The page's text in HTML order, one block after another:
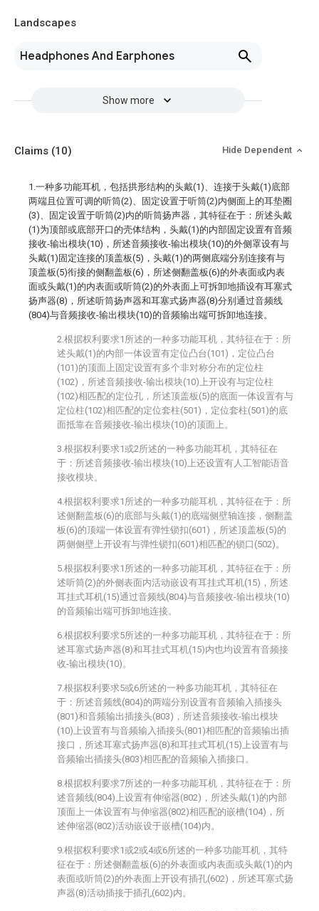
Landscapes
Headphones And Earphones
Show more
Claims (10) Hide Dependent
1.一种多功能耳机，包括拱形结构的头戴(1)、连接于头戴(1)底部
两端且位置可调的听筒(2)、固定设置于听筒(2)内侧面上的耳垫圈
(3)、固定设置于听筒(2)内的听筒扬声器，其特征在于：所述头戴
(1)为顶部或底部开口的壳体结构，头戴(1)的内部固定设置有音频
接收-输出模块(10)，所述音频接收-输出模块(10)的外侧罩设有与
头戴(1)固定连接的顶盖板(5)，头戴(1)的两侧底端分别连接有与
顶盖板(5)衔接的侧翻盖板(6)，所述侧翻盖板(6)的外表面或内表
面或头戴(1)的内表面或听筒(2)的外表面上可拆卸地插设有耳塞式
扬声器(8)，所述听筒扬声器和耳塞式扬声器(8)分别通过音频线
(804)与音频接收-输出模块(10)的音频输出端可拆卸地连接。
2.根据权利要求1所述的一种多功能耳机，其特征在于：所
述头戴(1)的内部一体设置有定位凸台(101)，定位凸台
(101)的顶面上固定设置有多个非对称分布的定位柱
(102)，所述音频接收-输出模块(10)上开设有与定位柱
(102)相匹配的定位孔，所述顶盖板(5)的底面一体设置有与
定位柱(102)相匹配的定位套柱(501)，定位套柱(501)的底
面抵靠在音频接收-输出模块(10)的顶面上。
3.根据权利要求1或2所述的一种多功能耳机，其特征在
于：所述音频接收-输出模块(10)上还设置有人工智能语音
接收模块。
4.根据权利要求1所述的一种多功能耳机，其特征在于：所
述侧翻盖板(6)的底部与头戴(1)的底端侧壁轴连接，侧翻盖
板(6)的顶端一体设置有弹性锁扣(601)，所述顶盖板(5)的
两侧侧壁上开设有与弹性锁扣(601)相匹配的锁口(502)。
5.根据权利要求1所述的一种多功能耳机，其特征在于：所
述听筒(2)的外侧表面内活动嵌设有耳挂式耳机(15)，所述
耳挂式耳机(15)通过音频线(804)与音频接收-输出模块(10)
的音频输出端可拆卸地连接。
6.根据权利要求5所述的一种多功能耳机，其特征在于：所
述耳塞式扬声器(8)和耳挂式耳机(15)内也均设置有音频接
收-输出模块(10)。
7.根据权利要求5或6所述的一种多功能耳机，其特征在
于：所述音频线(804)的两端分别设置有音频输入插接头
(801)和音频输出插接头(803)，所述音频接收-输出模块
(10)上设置有与音频输入插接头(801)相匹配的音频输出插
接口，所述耳塞式扬声器(8)和耳挂式耳机(15)上设置有与
音频输出插接头(803)相匹配的音频输入插接口。
8.根据权利要求7所述的一种多功能耳机，其特征在于：所
述音频线(804)上设置有伸缩器(802)，所述头戴(1)的内部
顶面上一体设置有与伸缩器(802)相匹配的嵌槽(104)，所
述伸缩器(802)活动嵌设于嵌槽(104)内。
9.根据权利要求1或2或4或6所述的一种多功能耳机，其特
征在于：所述侧翻盖板(6)的外表面或内表面或头戴(1)的内
表面或听筒(2)的外表面上开设有插孔(602)，所述耳塞式扬
声器(8)活动插接于插孔(602)内。